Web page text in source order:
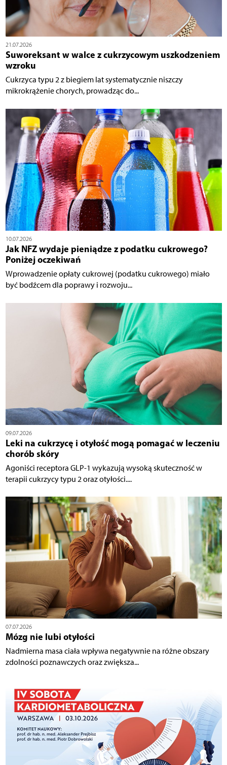
21.07.2026
Suworeksant w walce z cukrzycowym uszkodzeniem
wzroku
Cukrzyca typu 2 z biegiem lat systematycznie niszczy
mikrokrążenie chorych, prowadząc do...
10.07.2026
Jak NFZ wydaje pieniądze z podatku cukrowego?
Poniżej oczekiwań
Wprowadzenie opłaty cukrowej (podatku cukrowego) miało
być bodźcem dla poprawy i rozwoju...
09.07.2026
Leki na cukrzycę i otyłość mogą pomagać w leczeniu
chorób skóry
Agoniści receptora GLP-1 wykazują wysoką skuteczność w
terapii cukrzycy typu 2 oraz otyłości....
07.07.2026
Mózg nie lubi otyłości
Nadmierna masa ciała wpływa negatywnie na różne obszary
zdolności poznawczych oraz zwiększa...